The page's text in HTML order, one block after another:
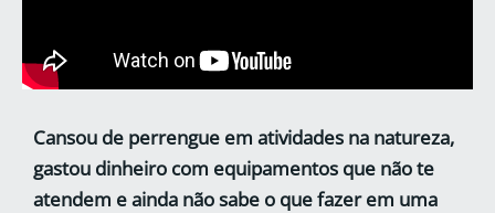
Cansou de perrengue em atividades na natureza,
gastou dinheiro com equipamentos que não te
atendem e ainda não sabe o que fazer em uma